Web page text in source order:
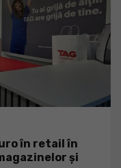
în retail în
și